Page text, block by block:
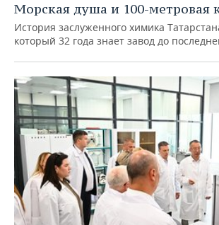
Морская душа и 100-метровая
История заслуженного химика
который 32 года знает завод до